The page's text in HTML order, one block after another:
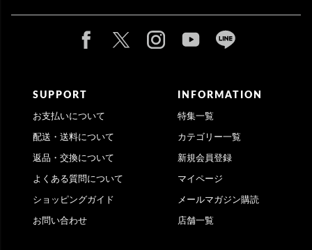
SUPPORT
お支払いについて
配送・送料について
返品・交換について
よくある質問について
ショッピングガイド
お問い合わせ
INFORMATION
特集一覧
カテゴリー一覧
新規会員登録
マイページ
メールマガジン購読
店舗一覧